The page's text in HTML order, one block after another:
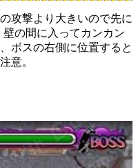
攻撃より大きいので先に
の間に入ってカンカン
ボスの右側に位置すると
意。